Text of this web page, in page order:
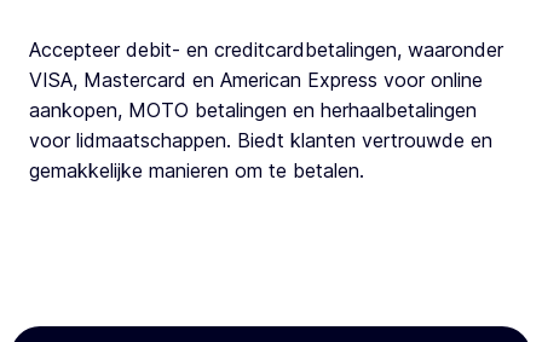
Accepteer debit- en creditcardbetalingen, waaronder
VISA, Mastercard en American Express voor online
aankopen, MOTO betalingen en herhaalbetalingen
voor lidmaatschappen. Biedt klanten vertrouwde en
gemakkelijke manieren om te betalen.